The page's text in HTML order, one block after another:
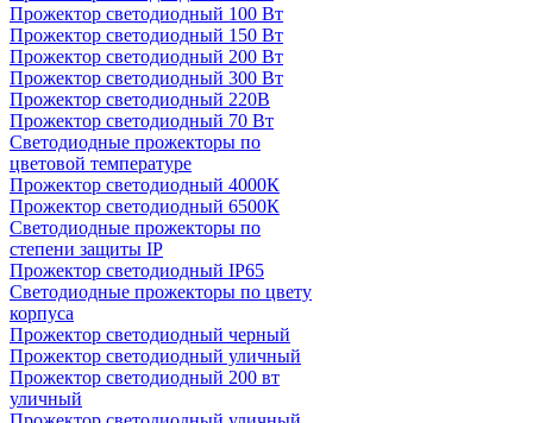
Прожектор светодиодный 100 Вт
Прожектор светодиодный 150 Вт
Прожектор светодиодный 200 Вт
Прожектор светодиодный 300 Вт
Прожектор светодиодный 220В
Прожектор светодиодный 70 Вт
Светодиодные прожекторы по
цветовой температуре
Прожектор светодиодный 4000К
Прожектор светодиодный 6500К
Светодиодные прожекторы по
степени защиты IP
Прожектор светодиодный IP65
Светодиодные прожекторы по цвету
корпуса
Прожектор светодиодный черный
Прожектор светодиодный уличный
Прожектор светодиодный 200 вт
уличный